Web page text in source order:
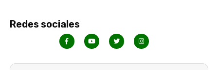
Redes sociales